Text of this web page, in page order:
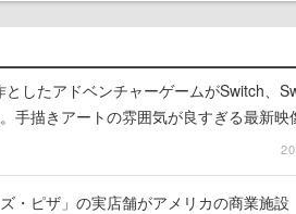
したアドベンチャーゲームがSwitch、
手描きアートの雰囲気が良すぎる最新映
・ピザ」の実店舗がアメリカの商業施設